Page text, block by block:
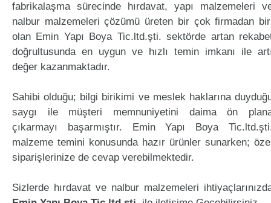
fabrikalaşma sürecinde hırdavat, yapı malzemeleri
nalbur malzemeleri çözümü üreten bir çok firmadan
olan Emin Yapı Boya Tic.ltd.şti. sektörde artan
doğrultusunda en uygun ve hızlı temin imkanı ile
değer kazanmaktadır.
Sahibi olduğu; bilgi birikimi ve meslek haklarına
saygı ile müşteri memnuniyetini daima ön
çıkarmayı başarmıştır. Emin Yapı Boya
malzeme temini konusunda hazır ürünler sunarken;
siparişlerinize de cevap verebilmektedir.
Sizlerde hırdavat ve nalbur malzemeleri